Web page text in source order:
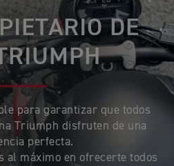
DE
para garantizar que todos
Triumph disfruten de una
perfecta.
al máximo en ofrecerte todos